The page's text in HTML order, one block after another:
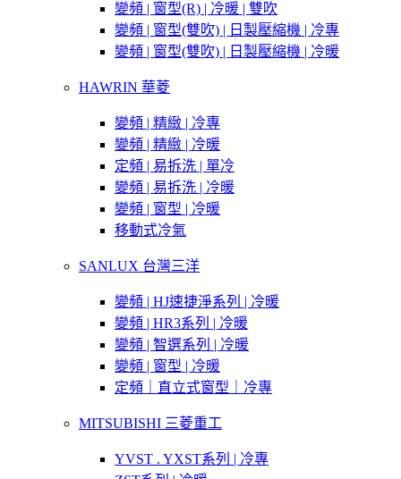
變頻 | 窗型(R) | 冷暖 | 雙吹
變頻 | 窗型(雙吹) | 日製壓縮機 | 冷專
變頻 | 窗型(雙吹) | 日製壓縮機 | 冷暖
HAWRIN 華菱
變頻 | 精緻 | 冷專
變頻 | 精緻 | 冷暖
定頻 | 易拆洗 | 單冷
變頻 | 易拆洗 | 冷暖
變頻 | 窗型 | 冷暖
移動式冷氣
SANLUX 台灣三洋
變頻 | HJ速捷淨系列 | 冷暖
變頻 | HR3系列 | 冷暖
變頻 | 智選系列 | 冷暖
變頻 | 窗型 | 冷暖
定頻｜直立式窗型｜冷專
MITSUBISHI 三菱重工
YVST . YXST系列 | 冷專